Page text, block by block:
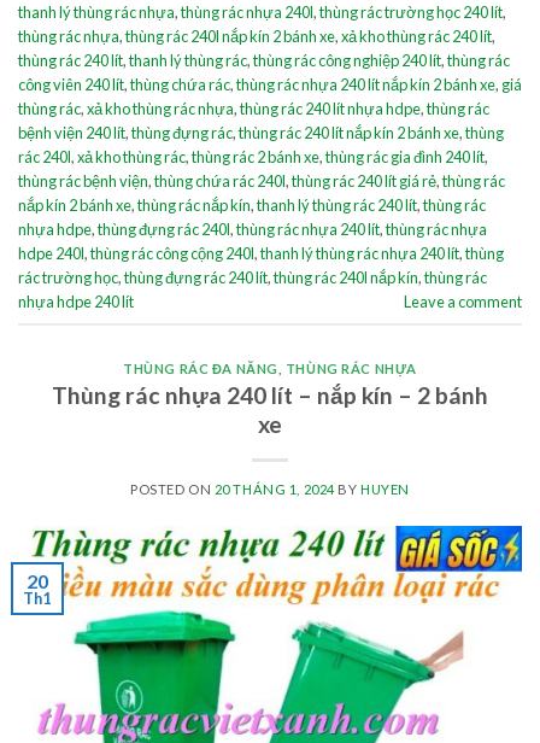
thanh lý thùng rác nhựa,thùng rác nhựa 240l,thùng rác trường học 240 lít,
thùng rác nhựa,thùng rác 240l nắp kín 2 bánh xe,xả kho thùng rác 240 lít,
thùng rác 240 lít,thanh lý thùng rác,thùng rác công nghiệp 240 lít,thùng rác
công viên 240 lít,thùng chứa rác,thùng rác nhựa 240 lít nắp kín 2 bánh xe, giá
thùng rác,xả kho thùng rác nhựa,thùng rác 240 lít nhựa hdpe,thùng rác
bệnh viện 240 lít,thùng đựng rác,thùng rác 240 lít nắp kín 2 bánh xe,thùng
rác 240l,xả kho thùng rác,thùng rác 2 bánh xe,thùng rác gia đình 240 lít,
thùng rác bệnh viện,thùng chứa rác 240l,thùng rác 240 lít giá rẻ,thùng rác
nắp kín 2 bánh xe,thùng rác nắp kín,thanh lý thùng rác 240 lít,thùng rác
nhựa hdpe,thùng đựng rác 240l,thùng rác nhựa 240 lít,thùng rác nhựa
hdpe 240l,thùng rác công cộng 240l,thanh lý thùng rác nhựa 240 lít,thùng
rác trường học,thùng đựng rác 240 lít,thùng rác 240l nắp kín,thùng rác
nhựa hdpe 240 lít
Leave a comment
THÙNG RÁC ĐA NĂNG THÙNG RÁC NHỰA
Thùng rác nhựa 240 lít – nắp kín – 2 bánh
xe
POSTED ON 20 THÁNG 1, 2024BY HUYEN
20
Th1